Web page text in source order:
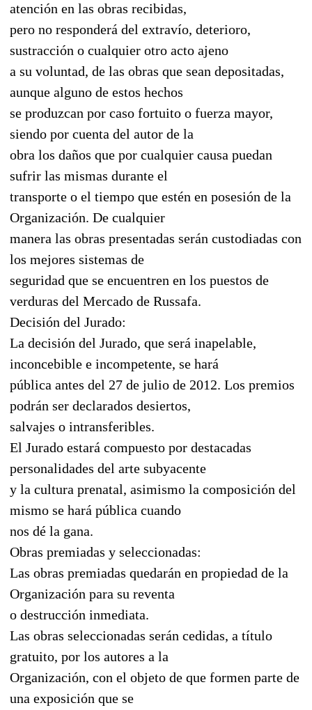
atención en las obras recibidas,
pero no responderá del extravío, deterioro,
sustracción o cualquier otro acto ajeno
a su voluntad, de las obras que sean depositadas,
aunque alguno de estos hechos
se produzcan por caso fortuito o fuerza mayor,
siendo por cuenta del autor de la
obra los daños que por cualquier causa puedan
sufrir las mismas durante el
transporte o el tiempo que estén en posesión de la
Organización. De cualquier
manera las obras presentadas serán custodiadas con
los mejores sistemas de
seguridad que se encuentren en los puestos de
verduras del Mercado de Russafa.
Decisión del Jurado:
La decisión del Jurado, que será inapelable,
inconcebible e incompetente, se hará
pública antes del 27 de julio de 2012. Los premios
podrán ser declarados desiertos,
salvajes o intransferibles.
El Jurado estará compuesto por destacadas
personalidades del arte subyacente
y la cultura prenatal, asimismo la composición del
mismo se hará pública cuando
nos dé la gana.
Obras premiadas y seleccionadas:
Las obras premiadas quedarán en propiedad de la
Organización para su reventa
o destrucción inmediata.
Las obras seleccionadas serán cedidas, a título
gratuito, por los autores a la
Organización, con el objeto de que formen parte de
una exposición que se